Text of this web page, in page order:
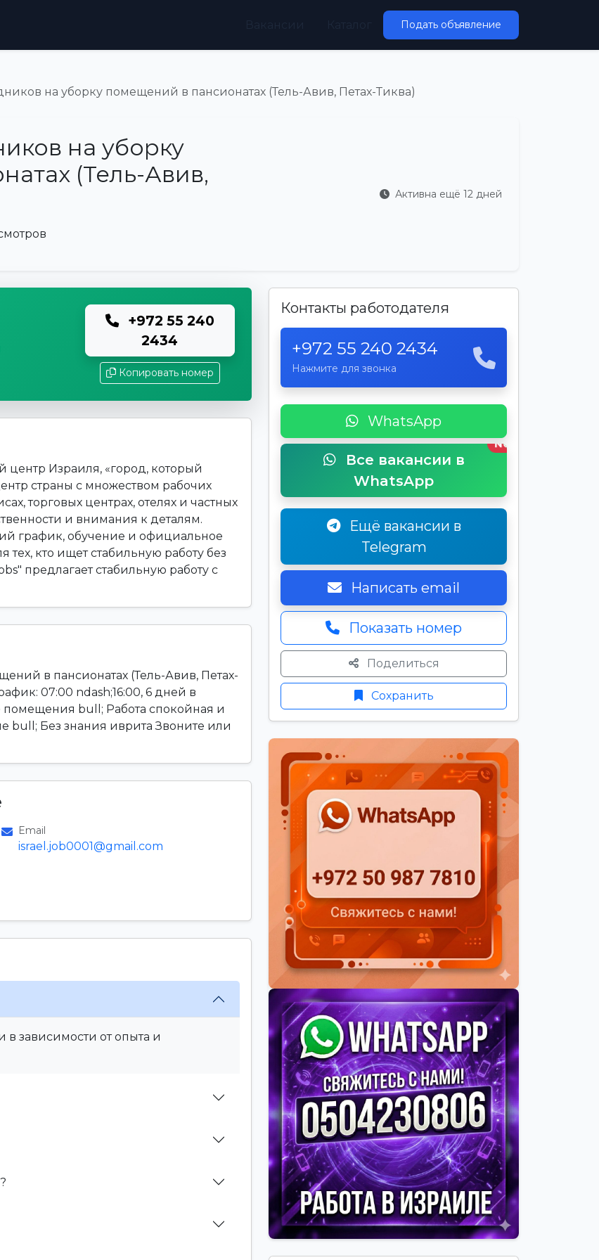
Подать объявление
на уборку помещений в пансионатах (Тель-Авив, Петах-Тиква)
на уборку
(Тель-Авив,
Активна ещё 12 дней
+972 55 240
2434
Копировать номер
Израиля, «город, который
страны с множеством рабочих
торговых центрах, отелях и частных
и внимания к деталям.
график, обучение и официальное
тех, кто ищет стабильную работу без
предлагает стабильную работу с
в пансионатах (Тель-Авив, Петах-
07:00 ndash;16:00, 6 дней в
bull; Работа спокойная и
Без знания иврита Звоните или
Email
israel.job0001@gmail.com
в зависимости от опыта и
Контакты работодателя
+972 55 240 2434
Нажмите для звонка
WhatsApp
Все вакансии в
WhatsApp
New
Ещё вакансии в
Telegram
Написать email
Показать номер
Поделиться
Сохранить